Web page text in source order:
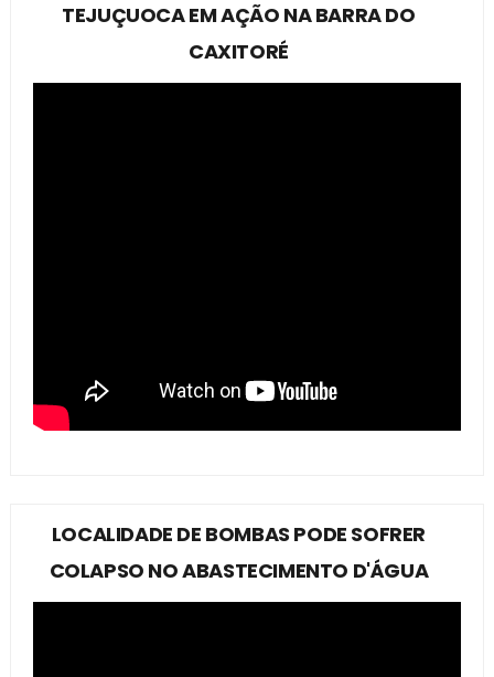
TEJUÇUOCA EM AÇÃO NA BARRA DO
CAXITORÉ
LOCALIDADE DE BOMBAS PODE SOFRER
COLAPSO NO ABASTECIMENTO D'ÁGUA